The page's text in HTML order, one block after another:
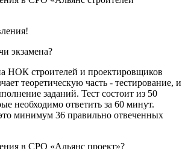
экзамена?
НОК строителей и проектировщиков
теоретическую часть - тестирование, и
заданий. Тест состоит из 50
необходимо ответить за 60 минут.
минимум 36 правильно отвеченных
в СРО «Альянс проект»?